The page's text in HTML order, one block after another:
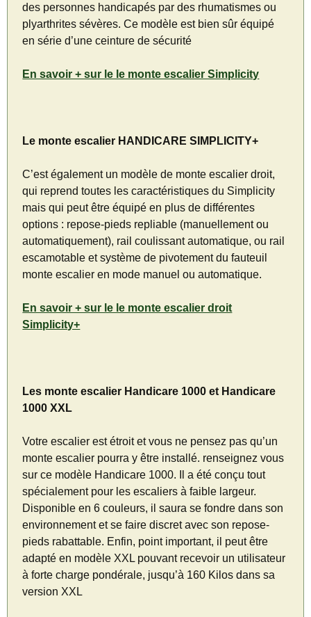
des personnes handicapés par des rhumatismes ou
plyarthrites sévères. Ce modèle est bien sûr équipé
en série d’une ceinture de sécurité
En savoir + sur le le monte escalier Simplicity
Le monte escalier HANDICARE SIMPLICITY+
C’est également un modèle de monte escalier droit,
qui reprend toutes les caractéristiques du Simplicity
mais qui peut être équipé en plus de différentes
options : repose-pieds repliable (manuellement ou
automatiquement), rail coulissant automatique, ou rail
escamotable et système de pivotement du fauteuil
monte escalier en mode manuel ou automatique.
En savoir + sur le le monte escalier droit
Simplicity+
Les monte escalier Handicare 1000 et Handicare
1000 XXL
Votre escalier est étroit et vous ne pensez pas qu’un
monte escalier pourra y être installé. renseignez vous
sur ce modèle Handicare 1000. Il a été conçu tout
spécialement pour les escaliers à faible largeur.
Disponible en 6 couleurs, il saura se fondre dans son
environnement et se faire discret avec son repose-
pieds rabattable. Enfin, point important, il peut être
adapté en modèle XXL pouvant recevoir un utilisateur
à forte charge pondérale, jusqu’à 160 Kilos dans sa
version XXL